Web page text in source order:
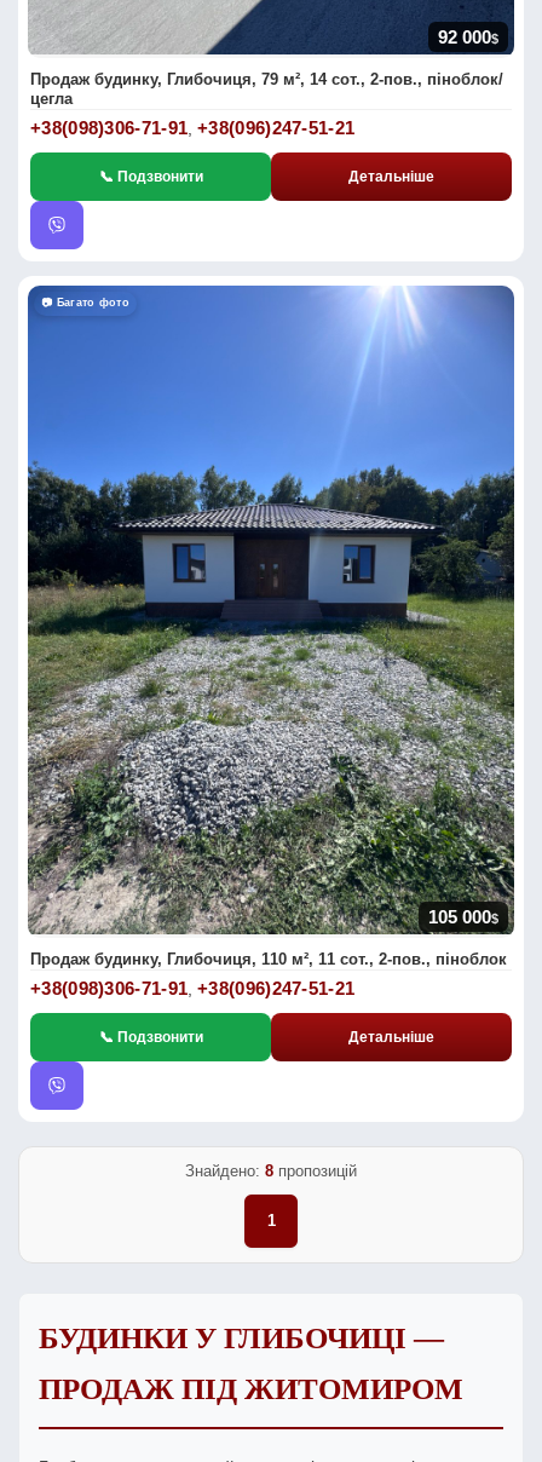
92 000$
Продаж будинку, Глибочиця, 79 м², 14 сот., 2-пов., піноблок/
цегла
+38(098)306-71-91 ,+38(096)247-51-21
📞 Подзвонити Детальніше
📷 Багато фото
105 000$
Продаж будинку, Глибочиця, 110 м², 11 сот., 2-пов., піноблок
+38(098)306-71-91 ,+38(096)247-51-21
📞 Подзвонити Детальніше
Знайдено: 8 пропозицій
1
БУДИНКИ У ГЛИБОЧИЦІ —
ПРОДАЖ ПІД ЖИТОМИРОМ